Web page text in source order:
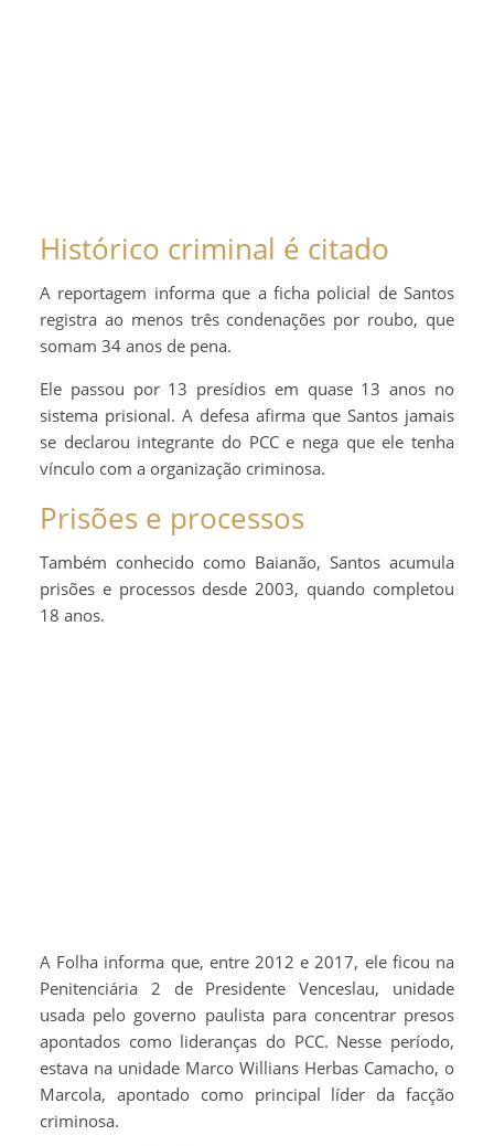
Histórico criminal é citado
A reportagem informa que a ficha policial de Santos
registra ao menos três condenações por roubo, que
somam 34 anos de pena.
Ele passou por 13 presídios em quase 13 anos no
sistema prisional. A defesa afirma que Santos jamais
se declarou integrante do PCC e nega que ele tenha
vínculo com a organização criminosa.
Prisões e processos
Também conhecido como Baianão, Santos acumula
prisões e processos desde 2003, quando completou
18 anos.
A Folha informa que, entre 2012 e 2017, ele ficou na
Penitenciária 2 de Presidente Venceslau, unidade
usada pelo governo paulista para concentrar presos
apontados como lideranças do PCC. Nesse período,
estava na unidade Marco Willians Herbas Camacho, o
Marcola, apontado como principal líder da facção
criminosa.